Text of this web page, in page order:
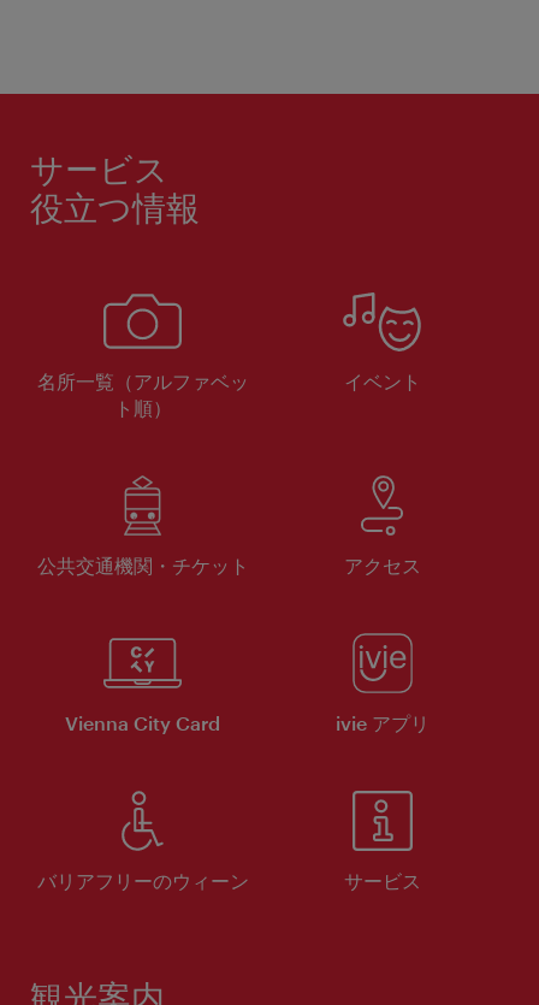
サービス
役立つ情報
名所一覧（アルファベッ
ト順）
イベント
公共交通機関・チケット アクセス
Vienna City Card ivie アプリ
バリアフリーのウィーン サービス